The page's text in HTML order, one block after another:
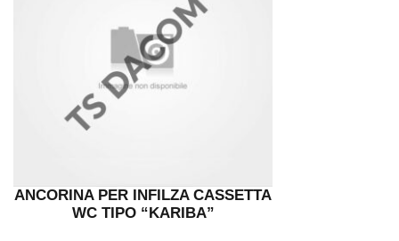
ANCORINA PER INFILZA CASSETTA
WC TIPO “KARIBA”